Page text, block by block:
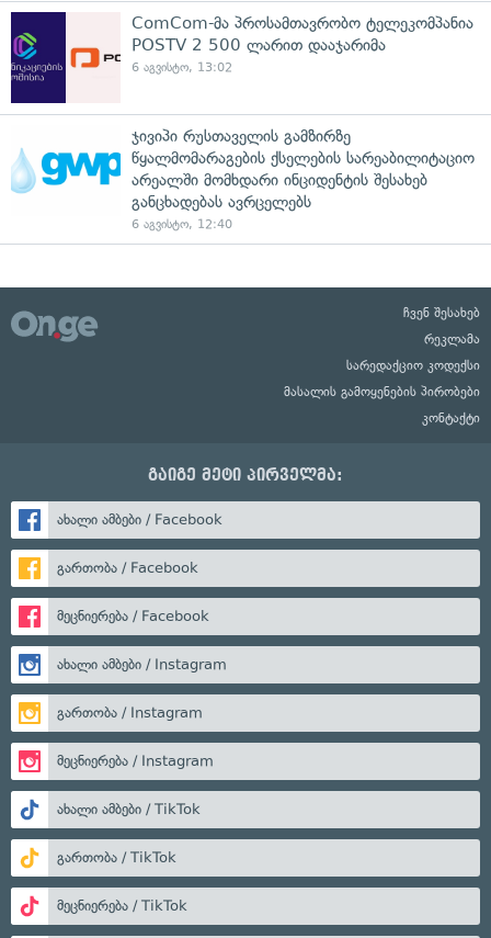
ComCom-მა პროსამთავრობო ტელეკომპანია
POSTV 2 500 ლარით დააჯარიმა
6 აგვისტო, 13:02
ჯივიპი რუსთაველის გამზირზე
წყალმომარაგების ქსელების სარეაბილიტაციო
არეალში მომხდარი ინციდენტის შესახებ
განცხადებას ავრცელებს
6 აგვისტო, 12:40
ჩვენ შესახებ
რეკლამა
სარედაქციო კოდექსი
მასალის გამოყენების პირობები
კონტაქტი
გაიგე მეტი პირველმა:
ახალი ამბები / Facebook
გართობა / Facebook
მეცნიერება / Facebook
ახალი ამბები / Instagram
გართობა / Instagram
მეცნიერება / Instagram
ახალი ამბები / TikTok
გართობა / TikTok
მეცნიერება / TikTok